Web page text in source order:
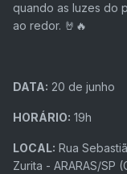
quando as luzes do
ao redor. 🤘🔥
DATA: 20 de junho
HORÁRIO: 19h
LOCAL: Rua
Zurita - ARARAS/SP